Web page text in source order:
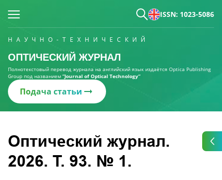
ISSN: 1023-5086
НАУЧНО-ТЕХНИЧЕСКИЙ
ОПТИЧЕСКИЙ ЖУРНАЛ
Полнотекстовый перевод журнала на английский язык издаётся Optica Publishing
Group под названием “Journal of Optical Technology“
Подача статьи
Оптический журнал.
2026. Т. 93. № 1.